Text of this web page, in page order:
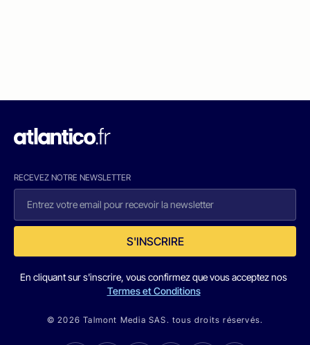
RECEVEZ NOTRE NEWSLETTER
S'INSCRIRE
En cliquant sur s'inscrire, vous confirmez que vous acceptez nos
Termes et Conditions
© 2026 Talmont Media SAS. tous droits réservés.